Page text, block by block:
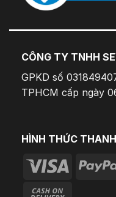
CÔNG TY TNHH
GPKD số
TPHCM cấp ngày
HÌNH THỨC